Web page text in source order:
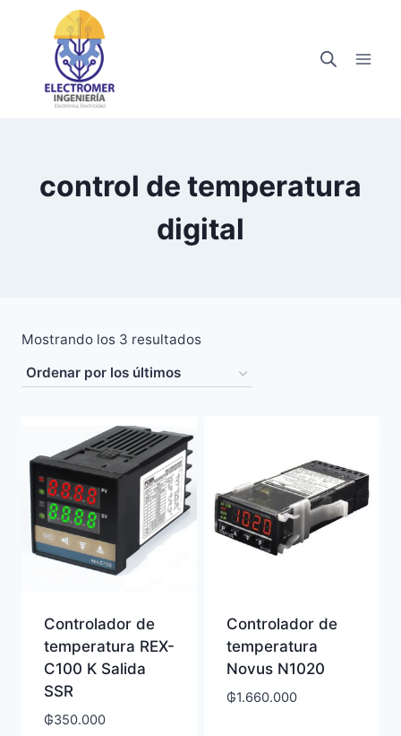
contenido
control de temperatura
digital
Mostrando los 3 resultadosOrdenado
los
Controlador de
temperatura REX-
C100 K Salida
SSR
₲350.000
Controlador de
temperatura
Novus N1020
₲1.660.000